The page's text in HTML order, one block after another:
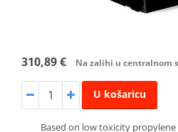
310,89 € Na zalihi u centralnom
U košaricu
Based on low toxicity propylene